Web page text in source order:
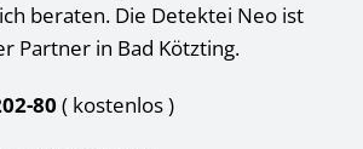
beraten. Die Detektei Neo ist
Partner in Bad Kötzting.
80 ( kostenlos)